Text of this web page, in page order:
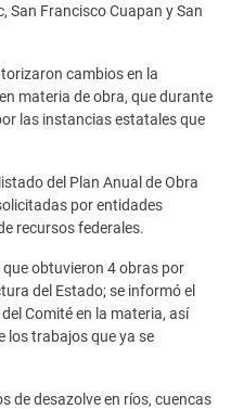
San Francisco Cuapan y San
cambios en la
materia de obra, que durante
las instancias estatales que
del Plan Anual de Obra
por entidades
recursos federales.
obtuvieron 4 obras por
del Estado; se informó el
Comité en la materia, así
los trabajos que ya se
de desazolve en ríos, cuencas